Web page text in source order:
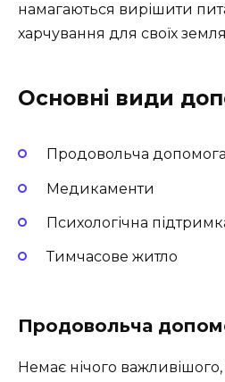
намагаються вирішити
харчування для своїх
Основні види
Продовольча допомога
Медикаменти
Психологічна
Тимчасове житло
Продовольча
Немає нічого важливішого,